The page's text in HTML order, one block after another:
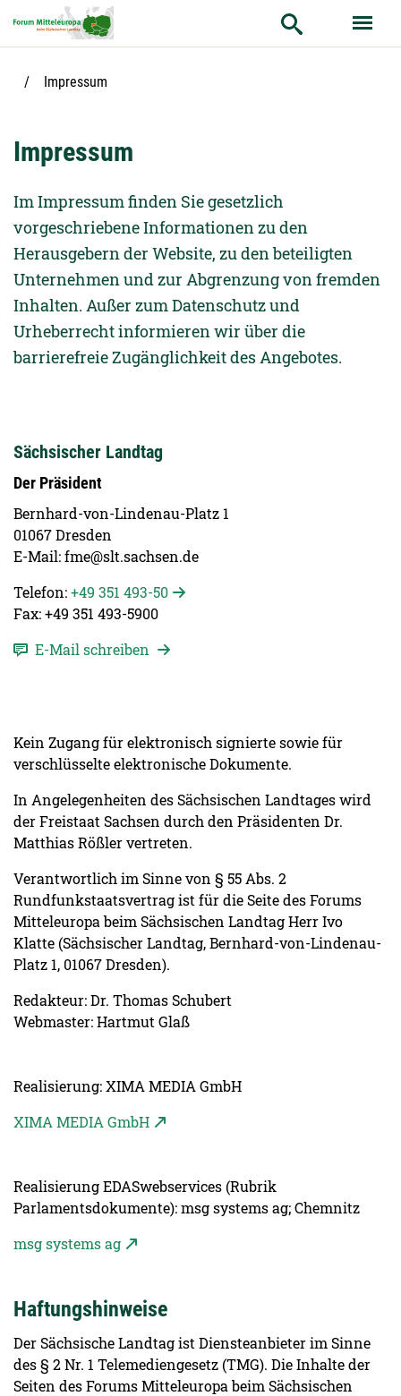
Hauptnavigation
Hauptinhalt
ServiceAktuelle Seite:
Impressum
Impressum
Im Impressum finden Sie gesetzlich
vorgeschriebene Informationen zu den
Herausgebern der Website, zu den beteiligten
Unternehmen und zur Abgrenzung von fremden
Inhalten. Außer zum Datenschutz und
Urheberrecht informieren wir über die
barrierefreie Zugänglichkeit des Angebotes.
Sächsischer Landtag
Der Präsident
Bernhard-von-Lindenau-Platz 1
01067 Dresden
E-Mail: fme@slt.sachsen.de
Telefon:+49 351 493-50
Fax: +49 351 493-5900
E-Mail schreiben
Kein Zugang für elektronisch signierte sowie für
verschlüsselte elektronische Dokumente.
In Angelegenheiten des Sächsischen Landtages wird
der Freistaat Sachsen durch den Präsidenten Dr.
Matthias Rößler vertreten.
Verantwortlich im Sinne von § 55 Abs. 2
Rundfunkstaatsvertrag ist für die Seite des Forums
Mitteleuropa beim Sächsischen Landtag Herr Ivo
Klatte (Sächsischer Landtag, Bernhard-von-Lindenau-
Platz 1, 01067 Dresden).
Redakteur: Dr. Thomas Schubert
Webmaster: Hartmut Glaß
Realisierung: XIMA MEDIA GmbH
XIMA MEDIA GmbH
Realisierung EDASwebservices (Rubrik
Parlamentsdokumente): msg systems ag; Chemnitz
msg systems ag
Haftungshinweise
Der Sächsische Landtag ist Diensteanbieter im Sinne
des § 2 Nr. 1 Telemediengesetz (TMG). Die Inhalte der
Seiten des Forums Mitteleuropa beim Sächsischen